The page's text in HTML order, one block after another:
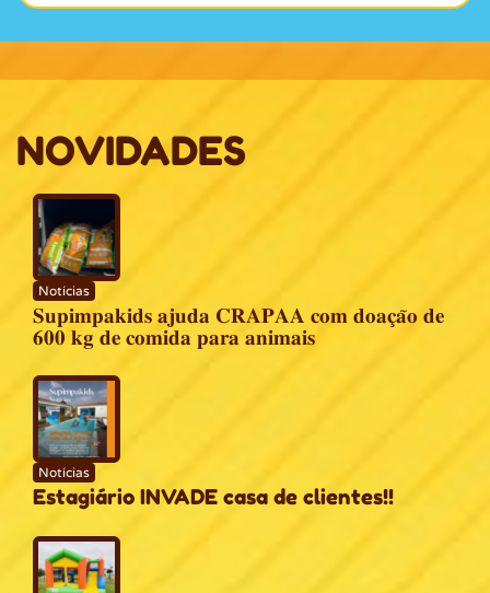
NOVIDADES
Notícias
𝐒𝐮𝐩𝐢𝐦𝐩𝐚𝐤𝐢𝐝𝐬 𝐚𝐣𝐮𝐝𝐚 𝐂𝐑𝐀𝐏𝐀𝐀 𝐜𝐨𝐦 𝐝𝐨𝐚𝐜̧𝐚̃𝐨 𝐝𝐞
𝟔𝟎𝟎 𝐤𝐠 𝐝𝐞 𝐜𝐨𝐦𝐢𝐝𝐚 𝐩𝐚𝐫𝐚 𝐚𝐧𝐢𝐦𝐚𝐢𝐬
Notícias
Estagiário INVADE casa de clientes!!